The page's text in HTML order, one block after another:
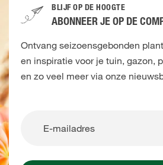
BLIJF OP DE HOOGTE
ABONNEER JE OP DE
Ontvang seizoensgebonden
en inspiratie voor je tuin, gazon,
en zo veel meer via onze